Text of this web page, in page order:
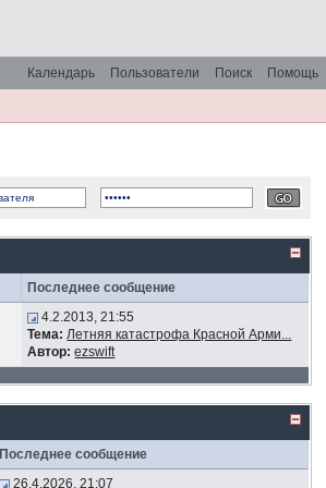
Помощь
Поиск
Пользователи
Календарь
Последнее сообщение
4.2.2013, 21:55
Тема: Летняя катастрофа Красной Арми...
Автор: ezswift
Последнее сообщение
26.4.2026, 21:07